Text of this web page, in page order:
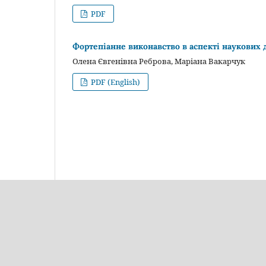
PDF
Фортепіанне виконавство в аспекті наукових
Олена Євгенівна Реброва, Маріана Вакарчук
PDF (English)